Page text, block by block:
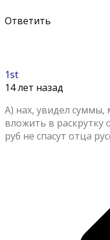
Ответить
1st
14 лет назад
А) нах, увидел суммы,
вложить в раскрутку
руб не спасут отца